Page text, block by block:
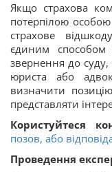
Якщо страхова
потерпілою
страхове
єдиним способом
звернення до
юриста або
визначити
представляти
Користуйтеся
позов, або
Проведення